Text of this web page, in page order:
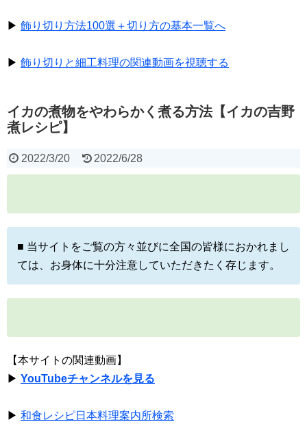
▶ 飾り切り方法100選＋切り方の基本一覧へ
▶ 飾り切りと細工料理の関連動画を視聴する
イカの煮物をやわらかく煮る方法【イカの吉野
煮レシピ】
2022/3/20 2022/6/28
■ 当サイトをご覧の方々並びに全国の皆様におかれまし
ては、お身体に十分注意していただきたく存じます。
【本サイトの関連動画】
▶ YouTubeチャンネルを見る
▶ 和食レシピ日本料理案内所検索